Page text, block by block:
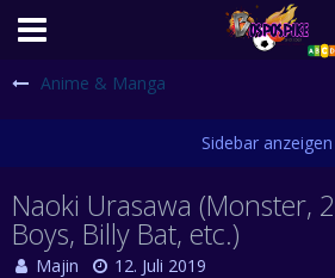
Anime & Manga
Naoki Urasawa (Monster,
Boys, Billy Bat, etc.)
Majin 12. Juli 2019